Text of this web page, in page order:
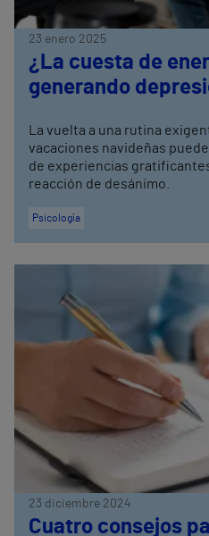
23 enero 2025
¿La cuesta de
generando
La vuelta a una rutina
vacaciones navideñas
de experiencias
reacción de desánimo.
Psicología
23 diciembre 2024
Cuatro consejos